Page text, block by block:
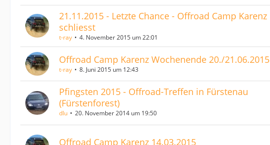
21.11.2015 - Letzte Chance - Offroad Camp Karenz
schliesst
t-ray 4. November 2015 um 22:01
Offroad Camp Karenz Wochenende 20./21.06.2015
t-ray 8. Juni 2015 um 12:43
Pfingsten 2015 - Offroad-Treffen in Fürstenau
(Fürstenforest)
dlu 20. November 2014 um 19:50
Offroad Camp Karenz 14.03.2015